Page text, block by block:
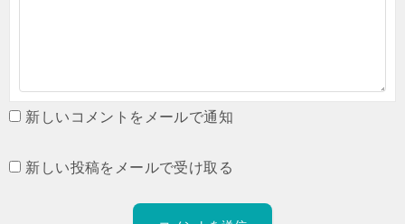
新しいコメントをメールで通知
新しい投稿をメールで受け取る